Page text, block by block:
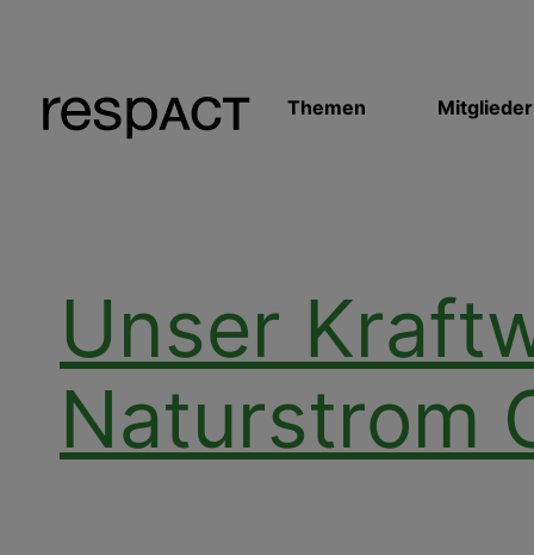
Themen Mitglieder
Unser
Naturstrom